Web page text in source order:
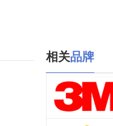
相关品牌